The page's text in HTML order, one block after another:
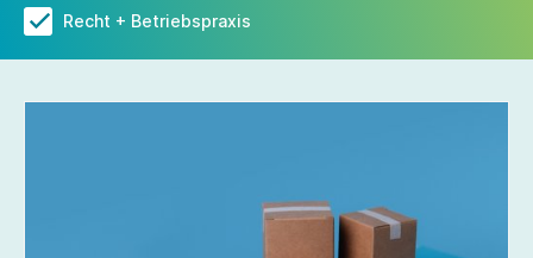
Recht + Betriebspraxis